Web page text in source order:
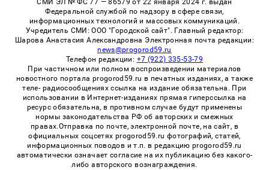
СМИ ЭЛ № ФС 77 — 86579 от 22 января 2024 г. выдан
Федеральной службой по надзору в сфере связи,
информационных технологий и массовых коммуникаций.
Учредитель СМИ: ООО "Городской сайт". Главный редактор:
Шарова Анастасия Александровна Электронная почта редакции:
news@progorod59.ru
Телефон редакции: +7 (922) 335-53-79
При частичном или полном воспроизведении материалов
новостного портала progorod59.ru в печатных изданиях, а также
теле- радиосообщениях ссылка на издание обязательна. При
использовании в Интернет-изданиях прямая гиперссылка на
ресурс обязательна, в противном случае будут применены
нормы законодательства РФ об авторских и смежных
правах.Отправка по почте, электронной почте, на сайт, в
официальных соцсетях progorod59.ru фотографий, статей,
информационных поводов и т.п. в редакцию progorod59.ru
автоматически означает согласие на их публикацию без какого-
либо авторского вознаграждения.